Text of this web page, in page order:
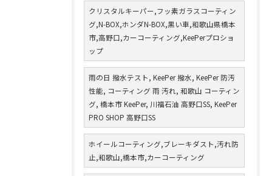
クリスタルキーパー,フッ素ガラスコーティン
グ,N-BOX,ホンダN-BOX,黒い車,和歌山県橋本
市,高野口,カーコーティング,KeePerプロショ
ップ
雨の日 撥水テスト, KeePer 撥水, KeePer 防汚
性能, コーティング 雨 汚れ, 和歌山 コーティン
グ, 橋本市 KeePer, 川福石油 高野口SS, KeePer
PRO SHOP 高野口SS
ホイールコーティング,ブレーキダスト,汚れ防
止,和歌山,橋本市,カーコーティング